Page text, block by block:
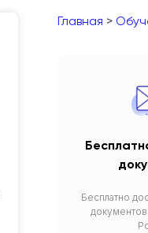
Главная >
Бесплатно